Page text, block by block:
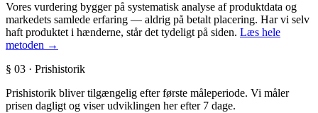
Vores vurdering bygger på systematisk analyse af produktdata og
markedets samlede erfaring — aldrig på betalt placering. Har vi selv
haft produktet i hænderne, står det tydeligt på siden. Læs hele
metoden →
§ 03 · Prishistorik
Prishistorik bliver tilgængelig efter første måleperiode. Vi måler
prisen dagligt og viser udviklingen her efter 7 dage.